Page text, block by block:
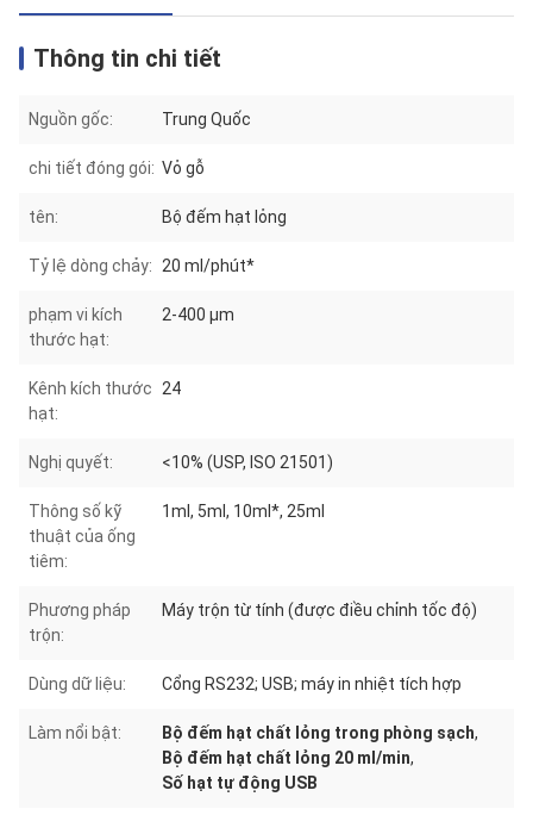
Thông tin chi tiết
Nguồn gốc: Trung Quốc
chi tiết đóng gói: Vỏ gỗ
tên: Bộ đếm hạt lỏng
Tỷ lệ dòng chảy: 20 ml/phút*
phạm vi kích
thước hạt:
2-400 μm
Kênh kích thước
hạt:
24
Nghị quyết: <10% (USP, ISO 21501)
Thông số kỹ
thuật của ống
tiêm:
1ml, 5ml, 10ml*, 25ml
Phương pháp
trộn:
Máy trộn từ tính (được điều chỉnh tốc độ)
Dùng dữ liệu: Cổng RS232; USB; máy in nhiệt tích hợp
Làm nổi bật: Bộ đếm hạt chất lỏng trong phòng sạch,
Bộ đếm hạt chất lỏng 20 ml/min,
Số hạt tự động USB